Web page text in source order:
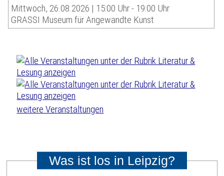
Mittwoch, 26.08.2026 | 15:00 Uhr - 19:00 Uhr
GRASSI Museum für Angewandte Kunst
weitere Veranstaltungen
Was ist los in Leipzig?